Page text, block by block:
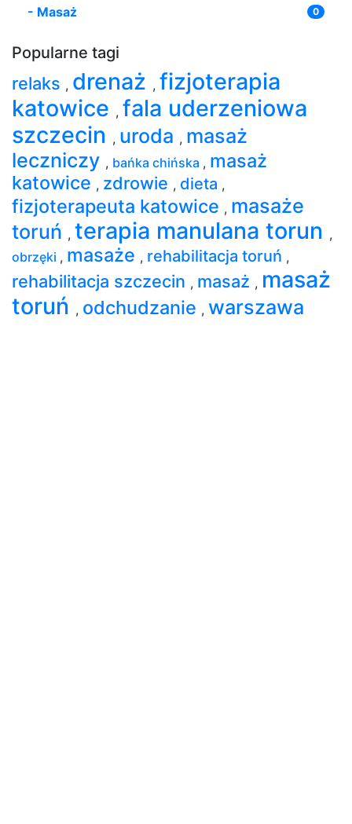
- Masaż 0
Popularne tagi
relaks , drenaż , fizjoterapia
katowice , fala uderzeniowa
szczecin , uroda , masaż
leczniczy , bańka chińska , masaż
katowice , zdrowie , dieta ,
fizjoterapeuta katowice , masaże
toruń , terapia manulana torun ,
obrzęki , masaże , rehabilitacja toruń ,
rehabilitacja szczecin , masaż , masaż
toruń , odchudzanie , warszawa